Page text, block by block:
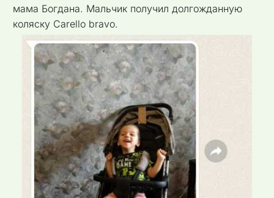
мама Богдана. Мальчик получил долгожданную
коляску Carello bravo.